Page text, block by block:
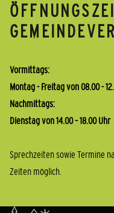
Vormittags:
Montag - Freitag von 08.00 -
Nachmittags:
Dienstag von 14.00 – 18.00 Uhr
Sprechzeiten sowie Termine
Zeiten möglich.